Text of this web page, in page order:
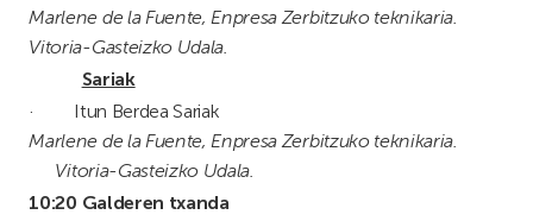
Marlene de la Fuente, Enpresa Zerbitzuko teknikaria.
Vitoria-Gasteizko Udala.
Sariak
· Itun Berdea Sariak
Marlene de la Fuente, Enpresa Zerbitzuko teknikaria.
Vitoria-Gasteizko Udala.
10:20 Galderen txanda